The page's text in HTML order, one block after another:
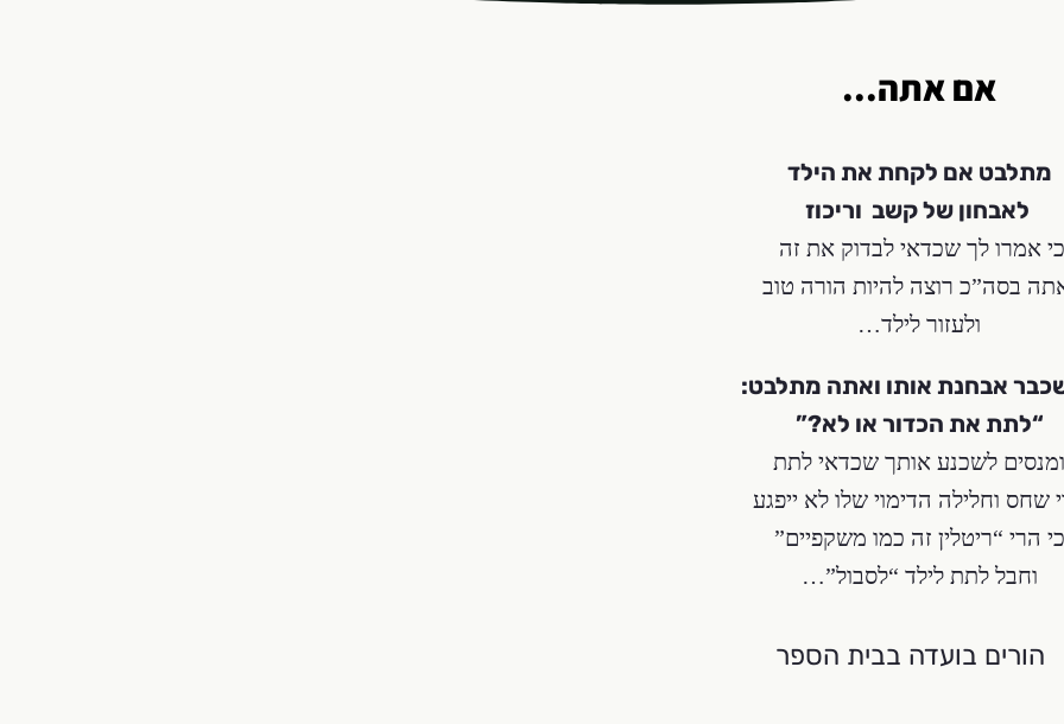
אם אתה...
מתלבט אם לקחת את הילד
לאבחון של קשב וריכוז
כי אמרו לך שכדאי לבדוק את זה
בסה”כ רוצה להיות הורה טוב
ולעזור לילד…
אבחנת אותו ואתה מתלבט:
“לתת את הכדור או לא?”
ומנסים לשכנע אותך שכדאי לתת
שחס וחלילה הדימוי שלו לא ייפגע
כי הרי “ריטלין זה כמו משקפיים”
וחבל לתת לילד “לסבול”…